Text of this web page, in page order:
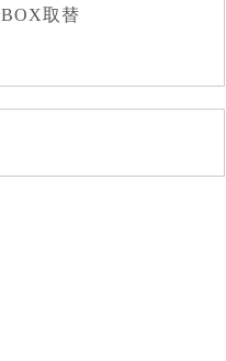
取替